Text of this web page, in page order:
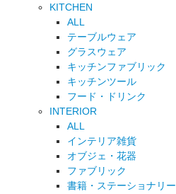
KITCHEN
ALL
テーブルウェア
グラスウェア
キッチンファブリック
キッチンツール
フード・ドリンク
INTERIOR
ALL
インテリア雑貨
オブジェ・花器
ファブリック
書籍・ステーショナリー